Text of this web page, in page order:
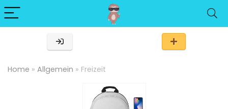
Home » Allgemein » Freizeit